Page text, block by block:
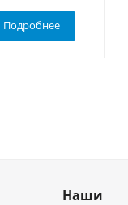
Подробнее
Наши